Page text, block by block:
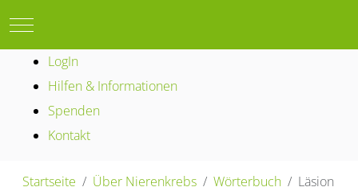
Mobile Menu Toggle
LogIn
Hilfen & Informationen
Spenden
Kontakt
Startseite Über Nierenkrebs Wörterbuch Läsion